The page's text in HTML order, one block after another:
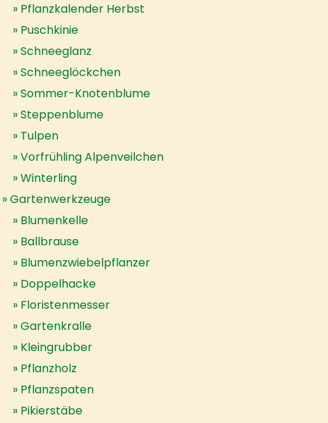
Pflanzkalender Herbst
Puschkinie
Schneeglanz
Schneeglöckchen
Sommer-Knotenblume
Steppenblume
Tulpen
Vorfrühling Alpenveilchen
Winterling
Gartenwerkzeuge
Blumenkelle
Ballbrause
Blumenzwiebelpflanzer
Doppelhacke
Floristenmesser
Gartenkralle
Kleingrubber
Pflanzholz
Pflanzspaten
Pikierstäbe